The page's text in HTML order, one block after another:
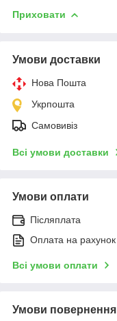
Приховати
Умови доставки
Нова Пошта
Укрпошта
Самовивіз
Всі умови доставки
Умови оплати
Післяплата
Оплата на рахунок
Всі умови оплати
Умови повернення